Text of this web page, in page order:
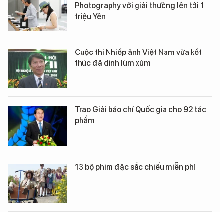
Photography với giải thưởng lên tới 1
triệu Yên
Cuộc thi Nhiếp ảnh Việt Nam vừa kết
thúc đã dính lùm xùm
Trao Giải báo chí Quốc gia cho 92 tác
phẩm
13 bộ phim đặc sắc chiếu miễn phí